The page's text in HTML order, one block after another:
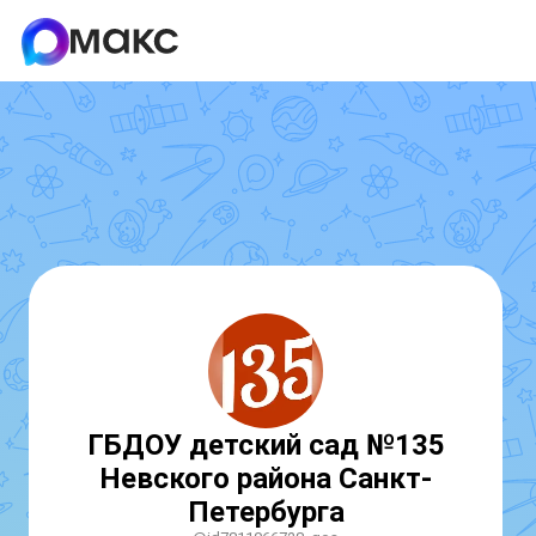
ГБДОУ детский сад №135
Невского района Санкт-
Петербурга